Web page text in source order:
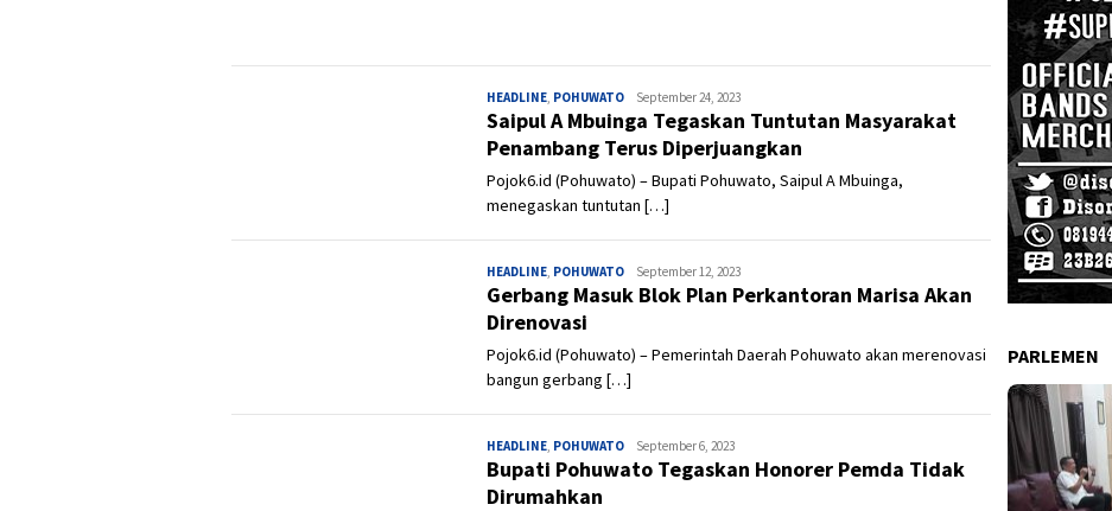
HEADLINE, POHUWATO Admin
September 24, 2023
Saipul A Mbuinga Tegaskan Tuntutan Masyarakat
Penambang Terus Diperjuangkan
Pojok6.id (Pohuwato) – Bupati Pohuwato, Saipul A Mbuinga,
menegaskan tuntutan […]
HEADLINE, POHUWATO Admin
September 12, 2023
Gerbang Masuk Blok Plan Perkantoran Marisa Akan
Direnovasi
Pojok6.id (Pohuwato) – Pemerintah Daerah Pohuwato akan merenovasi
bangun gerbang […]
HEADLINE, POHUWATO Admin
September 6, 2023
Bupati Pohuwato Tegaskan Honorer Pemda Tidak
Dirumahkan
PARLEMEN